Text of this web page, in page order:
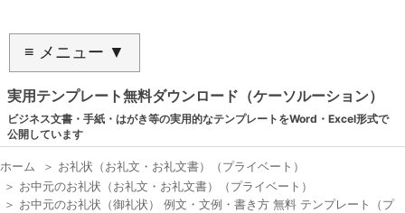
≡ メニュー ▼
実用テンプレート無料ダウンロード（ケーソルーション）
ビジネス文書・手紙・はがき等の実用的なテンプレートをWord・Excel形式で
公開しています
ホーム ＞ お礼状（お礼文・お礼文書）（プライベート）
＞ お中元のお礼状（お礼文・お礼文書）（プライベート）
＞ お中元のお礼状（御礼状） 例文・文例・書き方 無料 テンプレート（プ